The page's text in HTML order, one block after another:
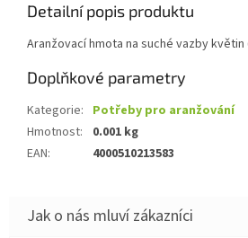
Detailní popis produktu
Aranžovací hmota na suché vazby
Doplňkové parametry
Kategorie: Potřeby pro aranžování
Hmotnost:
0.001 kg
EAN: 4000510213583